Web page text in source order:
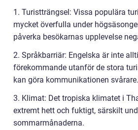
1. Turistträngsel: Vissa populära
mycket överfulla under
påverka besökarnas upplevelse
2. Språkbarriär: Engelska är inte
förekommande utanför de stora
kan göra kommunikationen svårare.
3. Klimat: Det tropiska klimatet i
extremt hett och fuktigt, särskilt
sommarmånaderna.